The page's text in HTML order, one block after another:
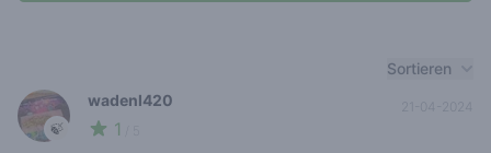
Sortieren
🍃
wadenl420
1